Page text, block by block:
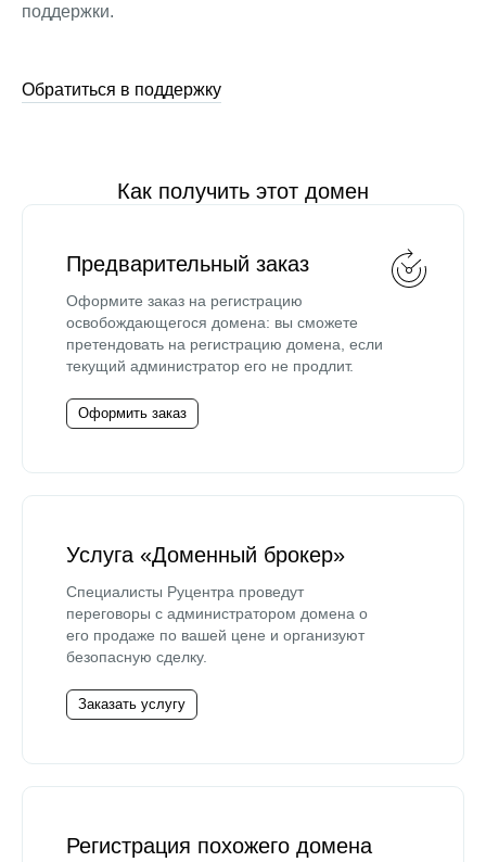
поддержки.
Обратиться в поддержку
Как получить этот домен
Предварительный заказ
Оформите заказ на регистрацию
освобождающегося домена: вы сможете
претендовать на регистрацию домена, если
текущий администратор его не продлит.
Оформить заказ
Услуга «Доменный брокер»
Специалисты Руцентра проведут
переговоры с администратором домена о
его продаже по вашей цене и организуют
безопасную сделку.
Заказать услугу
Регистрация похожего домена